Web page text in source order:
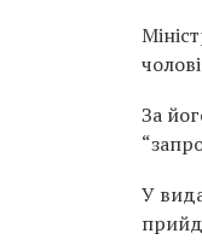
За
У